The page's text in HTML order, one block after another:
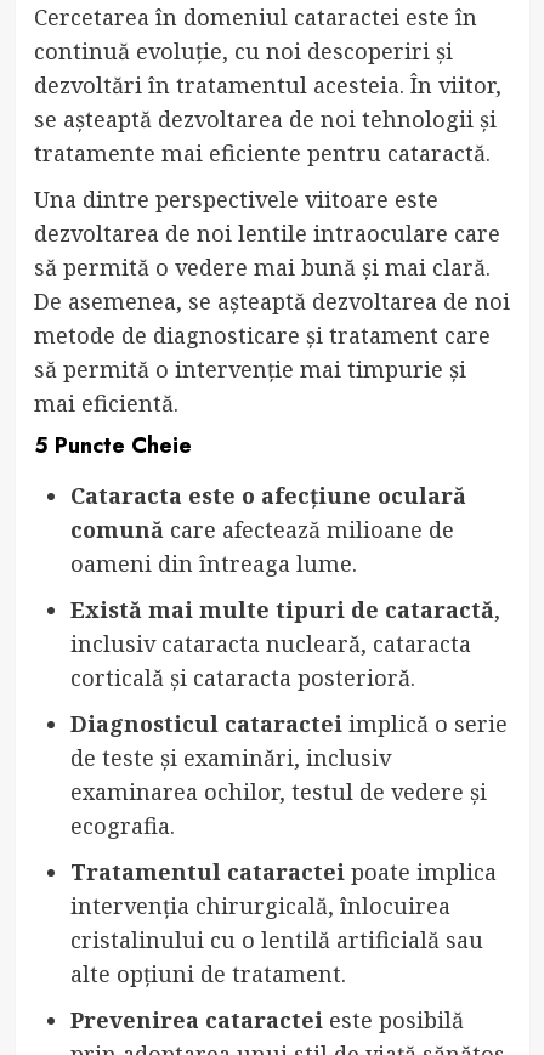
Cercetarea în domeniul cataractei este în
continuă evoluție, cu noi descoperiri și
dezvoltări în tratamentul acesteia. În viitor,
se așteaptă dezvoltarea de noi tehnologii și
tratamente mai eficiente pentru cataractă.
Una dintre perspectivele viitoare este
dezvoltarea de noi lentile intraoculare care
să permită o vedere mai bună și mai clară.
De asemenea, se așteaptă dezvoltarea de noi
metode de diagnosticare și tratament care
să permită o intervenție mai timpurie și
mai eficientă.
5 Puncte Cheie
Cataracta este o afecțiune oculară
comună care afectează milioane de
oameni din întreaga lume.
Există mai multe tipuri de cataractă,
inclusiv cataracta nucleară, cataracta
corticală și cataracta posterioră.
Diagnosticul cataractei implică o serie
de teste și examinări, inclusiv
examinarea ochilor, testul de vedere și
ecografia.
Tratamentul cataractei poate implica
intervenția chirurgicală, înlocuirea
cristalinului cu o lentilă artificială sau
alte opțiuni de tratament.
Prevenirea cataractei este posibilă